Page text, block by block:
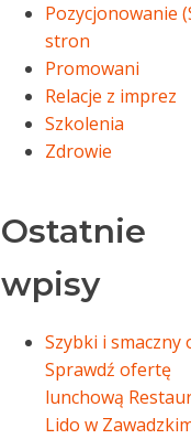
Pozycjonowanie
stron
Promowani
Relacje z imprez
Szkolenia
Zdrowie
Ostatnie
wpisy
Szybki i smaczny
Sprawdź ofertę
lunchową
Lido w